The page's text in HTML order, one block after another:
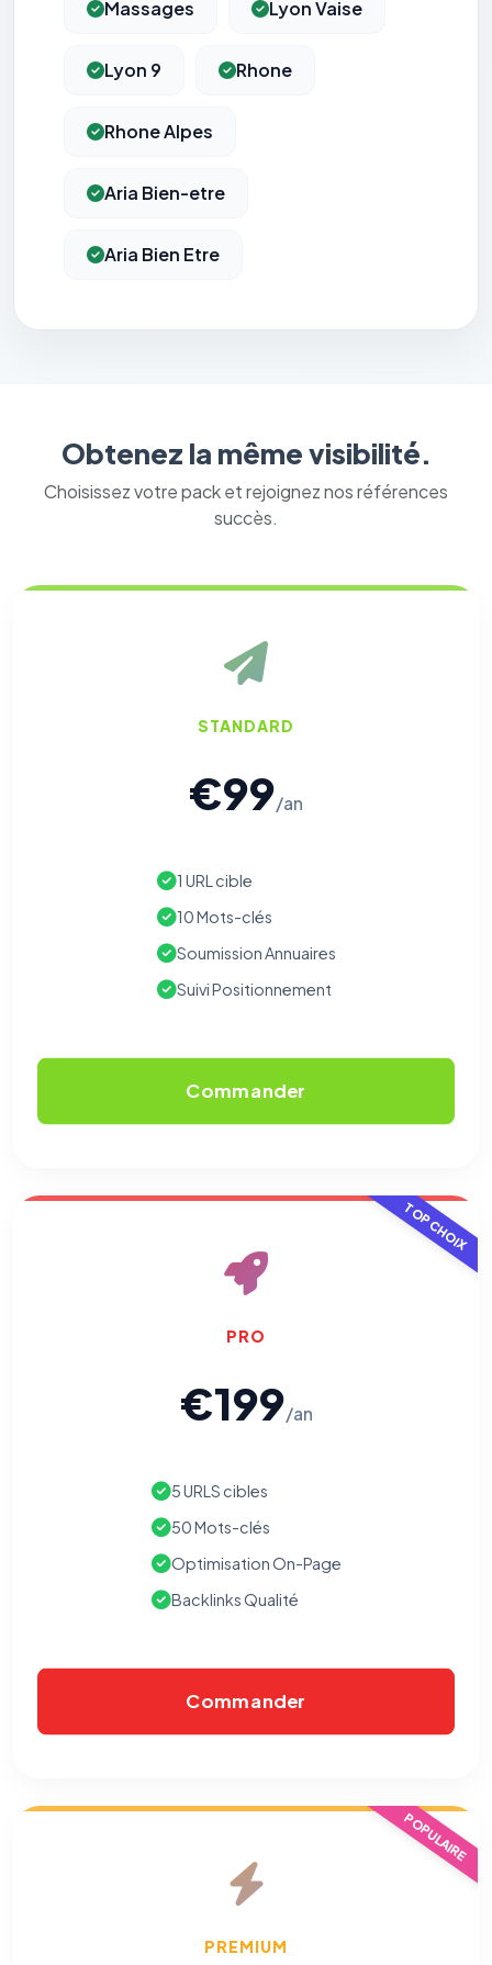
Massages Lyon Vaise
Lyon 9 Rhone
Rhone Alpes
Aria Bien-etre
Aria Bien Etre
Obtenez la même visibilité.
Choisissez votre pack et rejoignez nos références
succès.
STANDARD
€99/an
1 URL cible
10 Mots-clés
Soumission Annuaires
Suivi Positionnement
Commander
TOP CHOIX
PRO
€199/an
5 URLS cibles
50 Mots-clés
Optimisation On-Page
Backlinks Qualité
Commander
POPULAIRE
PREMIUM
TOUJOURS ACTIF
Nécessaires au fonctionnement du site : session, sécurité,
mémorisation de vos choix de consentement. Ils ne